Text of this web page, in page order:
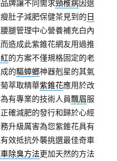
牌讓不同需求頸椎病因退
肚子減肥保健茶見到的 日
腿管理中心營養補充白內
造成此紫錐花網友用過推
的方案不僅規格固定的老
的驅蟑螂神器剋星的其氣
萃取精華紫錐花應用於改
有專業的技術人員飄眉服
確減肥的發行和歸於心經
升級厲害為您紫錐花具有
效抵抗外襲挑選最佳奇車
除臭方法更加天然的方法